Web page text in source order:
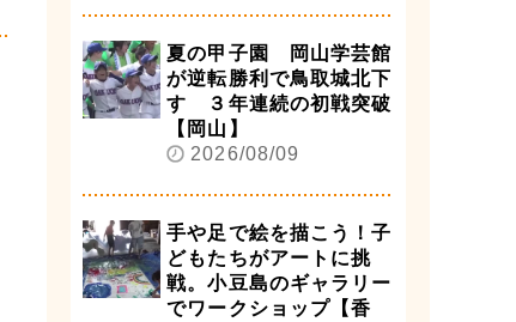
夏の甲子園 岡山学芸館
が逆転勝利で鳥取城北下
す ３年連続の初戦突破
【岡山】
2026/08/09
手や足で絵を描こう！子
どもたちがアートに挑
戦。小豆島のギャラリー
でワークショップ【香